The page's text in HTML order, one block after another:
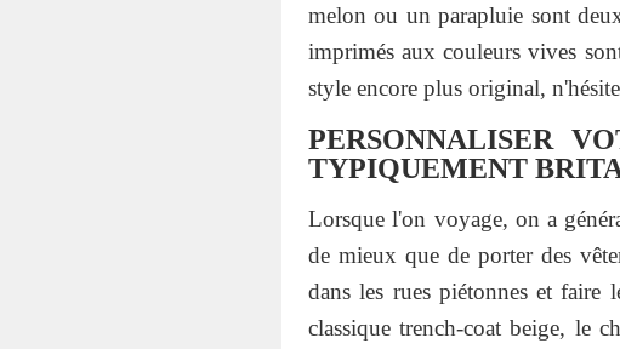
melon ou un parapluie sont
imprimés aux couleurs vives
style encore plus original,
PERSONNALISER
TYPIQUEMENT
Lorsque l'on voyage, on a
de mieux que de porter des
dans les rues piétonnes et faire
classique trench-coat beige, le